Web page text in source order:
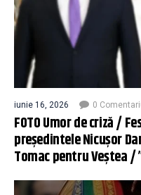
iunie 16, 2026 0
FOTO Umor de criză /
președintele Nicușor
Tomac pentru Veștea /